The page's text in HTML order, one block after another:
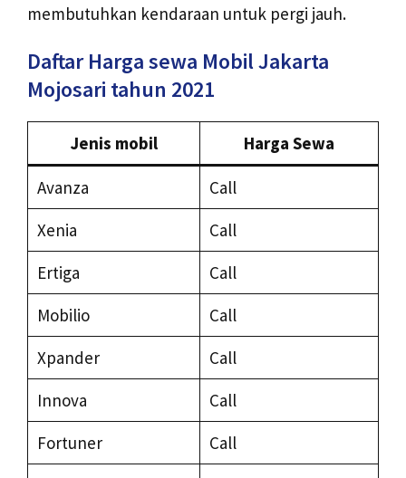
membutuhkan kendaraan untuk pergi jauh.
Daftar Harga sewa Mobil Jakarta
Mojosari tahun 2021
Jenis mobil Harga Sewa
Avanza
Call
Xenia
Call
Ertiga
Call
Mobilio
Call
Xpander
Call
Innova
Call
Fortuner
Call